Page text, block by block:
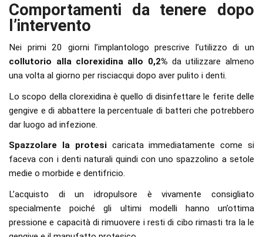
Comportamenti da tenere dopo
l’intervento
Nei primi 20 giorni l’implantologo prescrive l’utilizzo di un
collutorio alla clorexidina allo 0,2% da utilizzare almeno
una volta al giorno per risciacqui dopo aver pulito i denti.
Lo scopo della clorexidina è quello di disinfettare le ferite delle
gengive e di abbattere la percentuale di batteri che potrebbero
dar luogo ad infezione.
Spazzolare la protesicaricata immediatamente come si
faceva con i denti naturali quindi con uno spazzolino a setole
medie o morbide e dentifricio.
L’acquisto di un idropulsore è vivamente consigliato
specialmente poiché gli ultimi modelli hanno un’ottima
pressione e capacità di rimuovere i resti di cibo rimasti tra la le